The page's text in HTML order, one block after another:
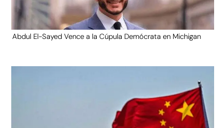
Abdul El-Sayed Vence a la Cúpula Demócrata en Michigan